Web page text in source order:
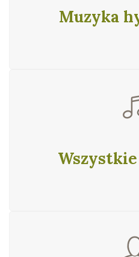
Muzyka